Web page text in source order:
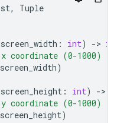
,
Tuple
screen_width : int) ->
x coordinate (0-1000)
screen_width)
screen_height : int) ->
y coordinate (0-1000)
screen_height)